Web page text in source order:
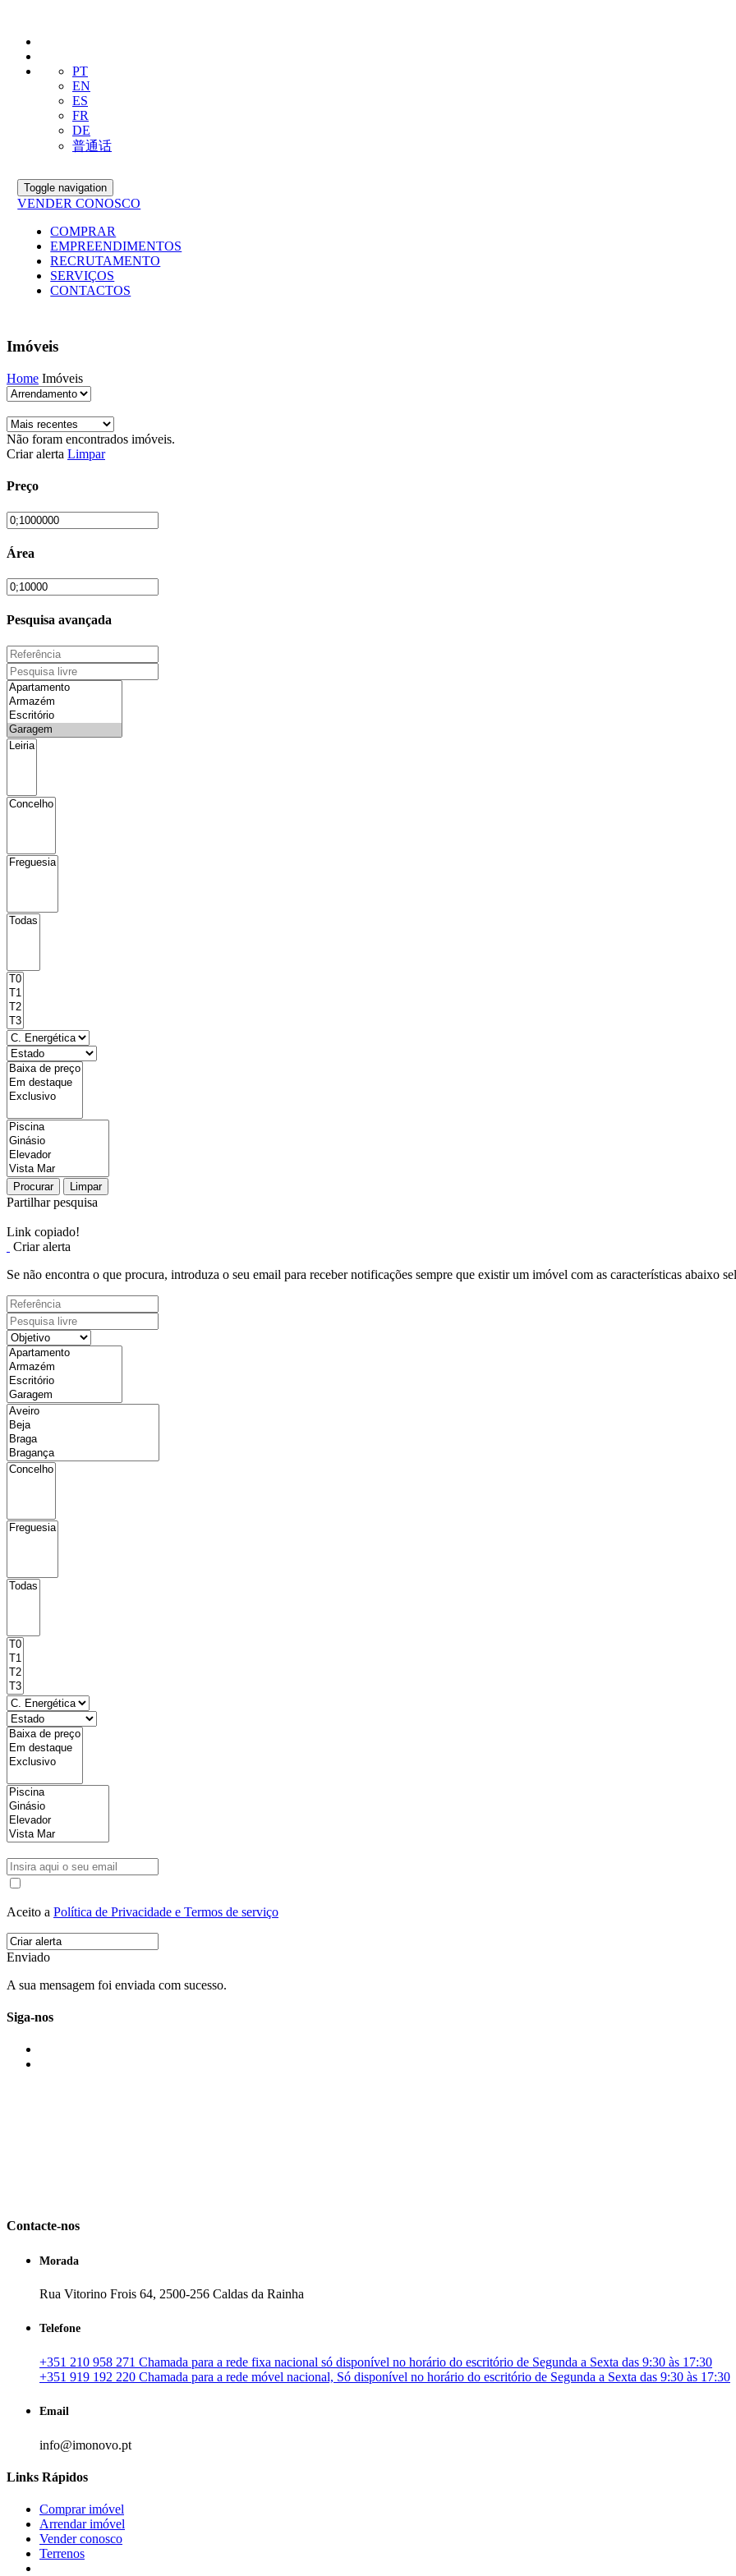
PT
EN
ES
FR
DE
普通话
Toggle navigation
VENDER CONOSCO
COMPRAR
EMPREENDIMENTOS
RECRUTAMENTO
SERVIÇOS
CONTACTOS
Imóveis
Home Imóveis
Não foram encontrados imóveis.
Criar alerta Limpar
Preço
Área
Pesquisa avançada
Procurar Limpar
Partilhar pesquisa
Link copiado!
Criar alerta
Se não encontra o que procura, introduza o seu email para receber notificações sempre que existir um imóvel com as características abaixo
Aceito a Política de Privacidade e Termos de serviço
Enviado
A sua mensagem foi enviada com sucesso.
Siga-nos
Contacte-nos
Morada
Rua Vitorino Frois 64, 2500-256 Caldas da Rainha
Telefone
+351 210 958 271 Chamada para a rede fixa nacional só disponível no horário do escritório de Segunda a Sexta das 9:30 às 17:30
+351 919 192 220 Chamada para a rede móvel nacional, Só disponível no horário do escritório de Segunda a Sexta das 9:30 às 17:30
Email
info@imonovo.pt
Links Rápidos
Comprar imóvel
Arrendar imóvel
Vender conosco
Terrenos